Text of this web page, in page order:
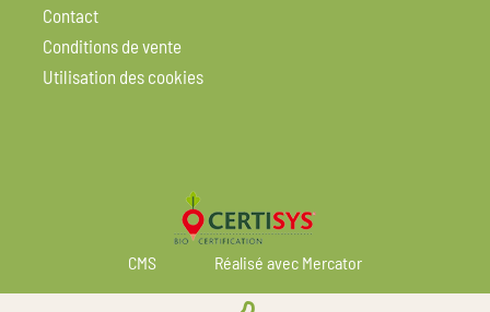
Contact
Conditions de vente
Utilisation des cookies
CMS Réalisé avec Mercator